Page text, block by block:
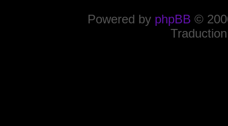
Powered by phpBB ©